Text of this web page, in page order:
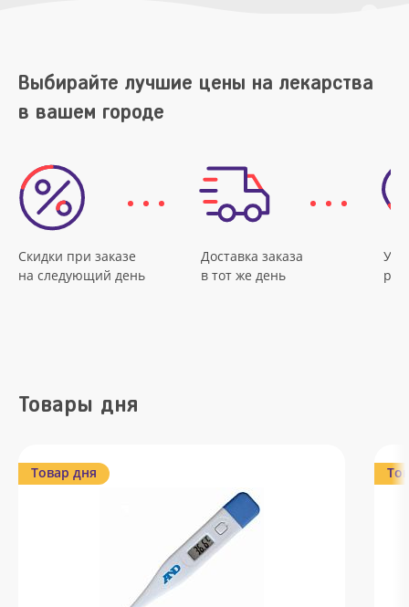
Выбирайте лучшие цены на лекарства
в вашем городе
Скидки при заказе
на следующий день
Доставка заказа
в тот же день
Товары дня
Товар дня